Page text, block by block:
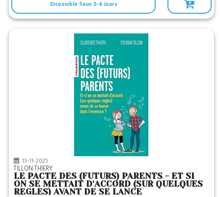
Disponible Sous 3-4 Jours
13-11-2025
TILLON THIERY
LE PACTE DES (FUTURS) PARENTS - ET SI
ON SE METTAIT D'ACCORD (SUR QUELQUES
REGLES) AVANT DE SE LANCE